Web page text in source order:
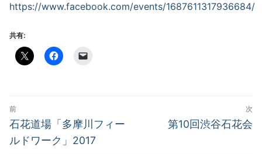
https://www.facebook.com/events/1687611317936684/
共有:
投
稿
ナ
前
前
の
石花道場「多摩川フィー
ルドワーク」2017
次
次
第10回渋谷石花会